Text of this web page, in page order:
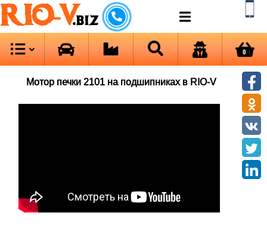
RIO-V.biz
0
Мотор печки 2101 на подшипниках в RIO-V